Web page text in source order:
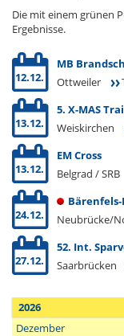
Die mit einem grünen
Ergebnisse.
MB
12.12.
Ottweiler
5. X-MAS
13.12.
Weiskirchen
EM Cross
13.12.
Belgrad / SRB
24.12.
Neubrücke/
52. Int.
27.12.
Saarbrücken
2026
Dezember